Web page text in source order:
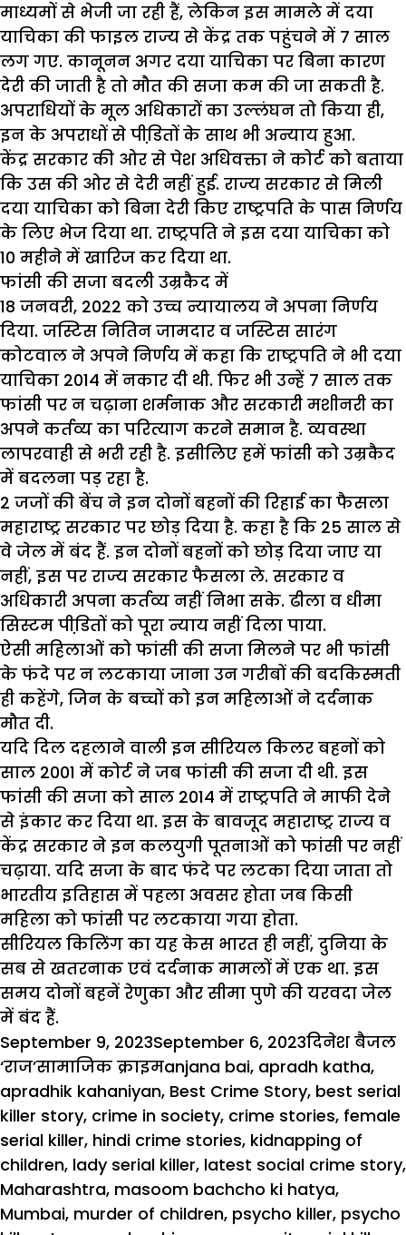
माध्यमों से भेजी जा रही हैं, लेकिन इस मामले में दया
याचिका की फाइल राज्य से केंद्र तक पहुंचने में 7 साल
लग गए. कानूनन अगर दया याचिका पर बिना कारण
देरी की जाती है तो मौत की सजा कम की जा सकती है.
अपराधियों के मूल अधिकारों का उल्लंघन तो किया ही,
इन के अपराधों से पीडि़तों के साथ भी अन्याय हुआ.
केंद्र सरकार की ओर से पेश अधिवक्ता ने कोर्ट को बताया
कि उस की ओर से देरी नहीं हुई. राज्य सरकार से मिली
दया याचिका को बिना देरी किए राष्ट्रपति के पास निर्णय
के लिए भेज दिया था. राष्ट्रपति ने इस दया याचिका को
10 महीने में खारिज कर दिया था.
फांसी की सजा बदली उम्रकैद में
18 जनवरी, 2022 को उच्च न्यायालय ने अपना निर्णय
दिया. जस्टिस नितिन जामदार व जस्टिस सारंग
कोटवाल ने अपने निर्णय में कहा कि राष्ट्रपति ने भी दया
याचिका 2014 में नकार दी थी. फिर भी उन्हें 7 साल तक
फांसी पर न चढ़ाना शर्मनाक और सरकारी मशीनरी का
अपने कर्तव्य का परित्याग करने समान है. व्यवस्था
लापरवाही से भरी रही है. इसीलिए हमें फांसी को उम्रकैद
में बदलना पड़ रहा है.
2 जजों की बेंच ने इन दोनों बहनों की रिहाई का फैसला
महाराष्ट्र सरकार पर छोड़ दिया है. कहा है कि 25 साल से
वे जेल में बंद हैं. इन दोनों बहनों को छोड़ दिया जाए या
नहीं, इस पर राज्य सरकार फैसला ले. सरकार व
अधिकारी अपना कर्तव्य नहीं निभा सके. ढीला व धीमा
सिस्टम पीडि़तों को पूरा न्याय नहीं दिला पाया.
ऐसी महिलाओं को फांसी की सजा मिलने पर भी फांसी
के फंदे पर न लटकाया जाना उन गरीबों की बदकिस्मती
ही कहेंगे, जिन के बच्चों को इन महिलाओं ने दर्दनाक
मौत दी.
यदि दिल दहलाने वाली इन सीरियल किलर बहनों को
साल 2001 में कोर्ट ने जब फांसी की सजा दी थी. इस
फांसी की सजा को साल 2014 में राष्ट्रपति ने माफी देने
से इंकार कर दिया था. इस के बावजूद महाराष्ट्र राज्य व
केंद्र सरकार ने इन कलयुगी पूतनाओं को फांसी पर नहीं
चढ़ाया. यदि सजा के बाद फंदे पर लटका दिया जाता तो
भारतीय इतिहास में पहला अवसर होता जब किसी
महिला को फांसी पर लटकाया गया होता.
सीरियल किलिंग का यह केस भारत ही नहीं, दुनिया के
सब से खतरनाक एवं दर्दनाक मामलों में एक था. इस
समय दोनों बहनें रेणुका और सीमा पुणे की यरवदा जेल
में बंद हैं.
Posted
on
September 9, 2023September 6, 2023Author
दिनेश बैजल
‘राज’Categories
सामाजिक क्राइमTags
anjana bai, apradh katha,
apradhik kahaniyan, Best Crime Story, best serial
killer story, crime in society, crime stories, female
serial killer, hindi crime stories, kidnapping of
children, lady serial killer, latest social crime story,
Maharashtra, masoom bachcho ki hatya,
Mumbai, murder of children, psycho killer, psycho